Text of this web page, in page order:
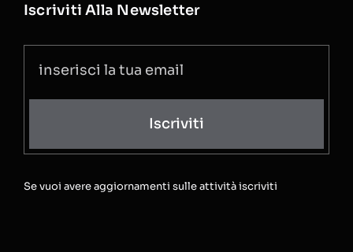
Iscriviti Alla Newsletter
Iscriviti
Se vuoi avere aggiornamenti sulle attività iscriviti